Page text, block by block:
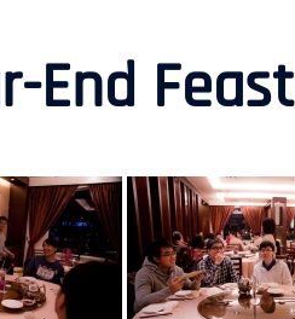
End Feast